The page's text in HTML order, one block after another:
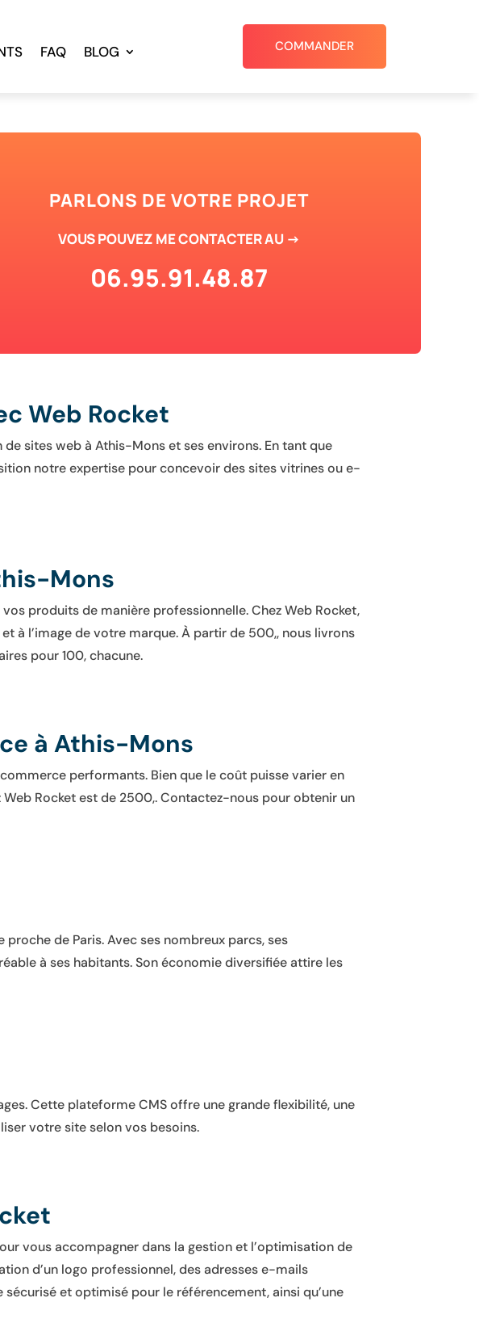
FAQ BLOG COMMANDER
PARLONS DE VOTRE PROJET
VOUS POUVEZ ME CONTACTER AU ->
06.95.91.48.87
Web Rocket
sites web à Athis-Mons et ses environs. En tant que
notre expertise pour concevoir des sites vitrines ou e-
Mons
produits de manière professionnelle. Chez Web Rocket,
à l’image de votre marque. À partir de 500,, nous livrons
pour 100, chacune.
à Athis-Mons
performants. Bien que le coût puisse varier en
Rocket est de 2500,. Contactez-nous pour obtenir un
de Paris. Avec ses nombreux parcs, ses
à ses habitants. Son économie diversifiée attire les
Cette plateforme CMS offre une grande flexibilité, une
votre site selon vos besoins.
vous accompagner dans la gestion et l’optimisation de
d’un logo professionnel, des adresses e-mails
et optimisé pour le référencement, ainsi qu’une